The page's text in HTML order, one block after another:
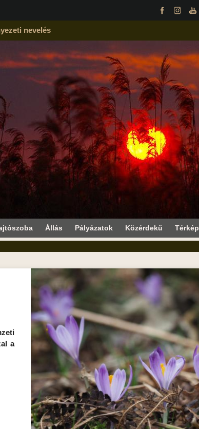
nevelés
Állás Pályázatok Közérdekű Térkép
a